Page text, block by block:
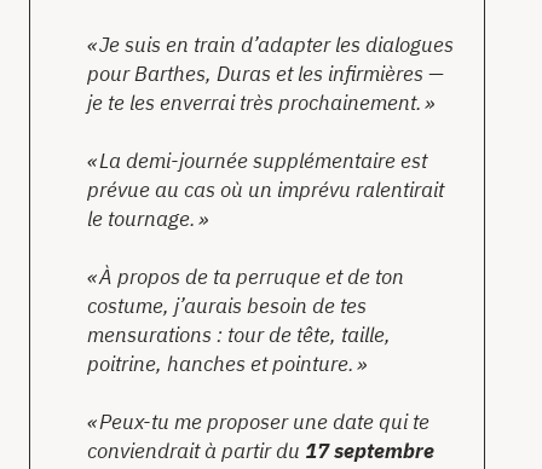
Je suis en train d’adapter les dialogues
pour Barthes, Duras et les infirmières —
je te les enverrai très prochainement.
La demi-journée supplémentaire est
prévue au cas où un imprévu ralentirait
le tournage.
À propos de ta perruque et de ton
costume, j’aurais besoin de tes
mensurations : tour de tête, taille,
poitrine, hanches et pointure.
Peux-tu me proposer une date qui te
conviendrait à partir du 17 septembre